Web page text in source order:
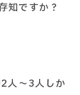
知ですか？
人～3人しか